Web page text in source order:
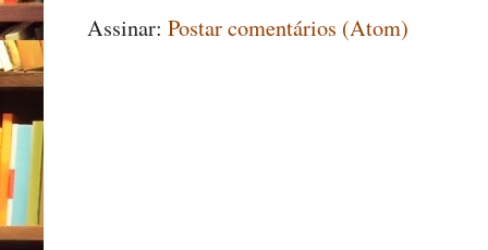
Assinar: Postar comentários (Atom)